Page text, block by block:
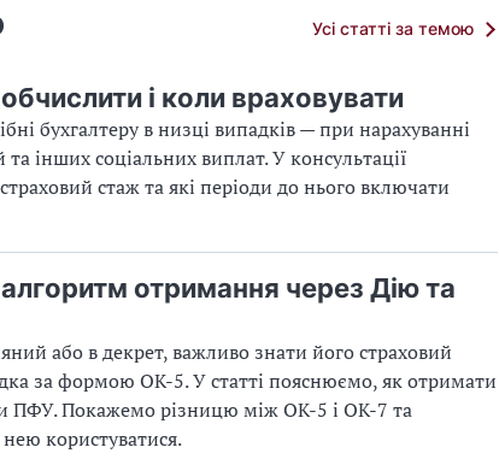
Усі статті за темою
і коли враховувати
бухгалтеру в низці випадків — при нарахуванні
інших соціальних виплат. У консультації
стаж та які періоди до нього включати
отримання через Дію та
або в декрет, важливо знати його страховий
за формою ОК-5. У статті пояснюємо, як отримати
ПФУ. Покажемо різницю між ОК-5 і ОК-7 та
користуватися.